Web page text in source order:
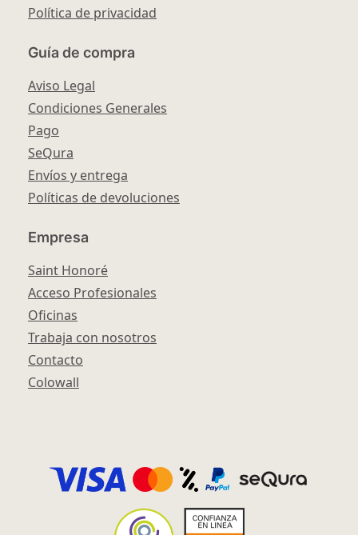
Política de privacidad
Guía de compra
Aviso Legal
Condiciones Generales
Pago
SeQura
Envíos y entrega
Políticas de devoluciones
Empresa
Saint Honoré
Acceso Profesionales
Oficinas
Trabaja con nosotros
Contacto
Colowall